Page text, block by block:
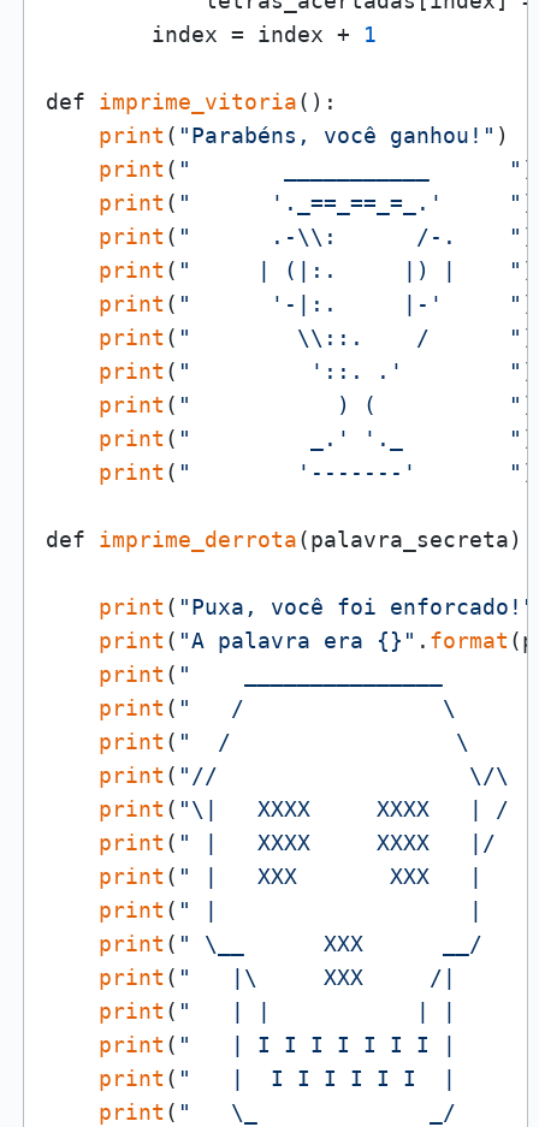
        index = index +
1
def imprime_vitoria():
print ( "Parabéns, você ganhou!" )
print ( "       ___________      " )
print ( "      '._==_==_=_.'     " )
print ( "      .-\\:      /-.    " )
print ( "     | (|:.     |) |    " )
print ( "      '-|:.     |-'     " )
print ( "        \\::.    /      " )
print ( "         '::. .'        " )
print ( "           ) (          " )
print ( "         _.' '._        " )
print ( "        '-------'       " )
def imprime_derrota(palavra_secreta):
print ( "Puxa, você foi enforcado!"
print ( "A palavra era {}" . format
print ( "    _______________
print ( "   /               \
print ( "  /                 \
print ( "//                   \/\
print ( "\|   XXXX     XXXX   | /
print ( " |   XXXX     XXXX   |/
print ( " |   XXX       XXX   |
print ( " |                   |
print ( " \__      XXX      __/
print ( "   |\     XXX     /|
print ( "   | |           | |
print ( "   | I I I I I I I |
print ( "   |  I I I I I I  |
print ( "   \_             _/